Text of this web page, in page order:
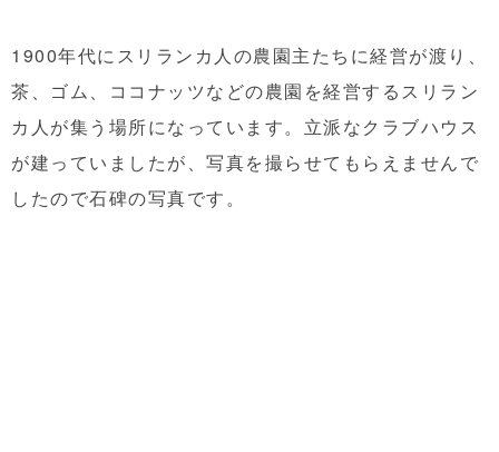
1900年代にスリランカ人の農園主たちに経営が渡り、
茶、ゴム、ココナッツなどの農園を経営するスリラン
カ人が集う場所になっています。立派なクラブハウス
が建っていましたが、写真を撮らせてもらえませんで
したので石碑の写真です。